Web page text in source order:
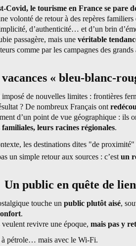
Covid, le tourisme en France se pare
volonté de retour à des repères
d’authenticité… et d’un brin
passagère, mais une véritable
comme par les campagnes des
« bleu-blanc-
de nouvelles limites : frontières
? De nombreux Français ont
d’un point de vue géographique : ils
leurs racines régionales.
les destinations dites "de proximité"
un simple retour aux sources : c’est un
Un public en quête de
touche un public plutôt aisé,
.
revivre une époque, mais pas y
à pétrole… mais avec le Wi-Fi.